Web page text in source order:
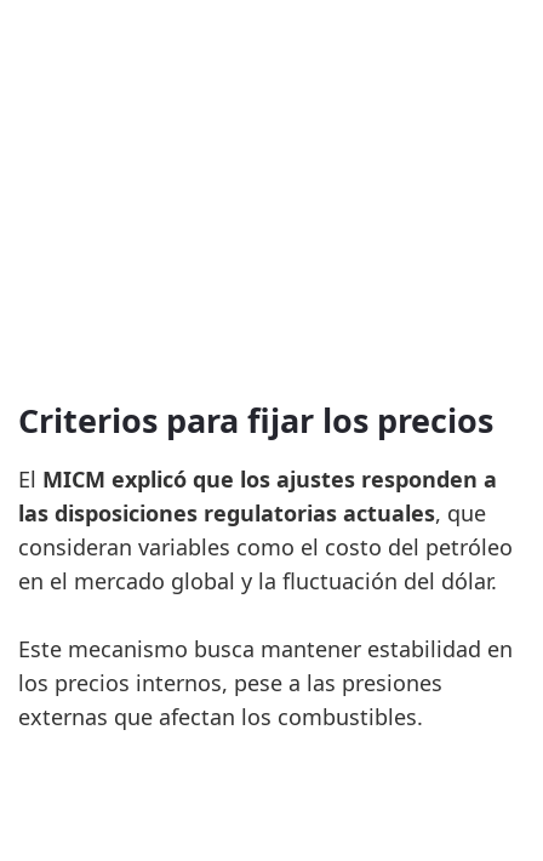
Criterios para fijar los precios
El MICM explicó que los ajustes responden a
las disposiciones regulatorias actuales, que
consideran variables como el costo del petróleo
en el mercado global y la fluctuación del dólar.
Este mecanismo busca mantener estabilidad en
los precios internos, pese a las presiones
externas que afectan los combustibles.